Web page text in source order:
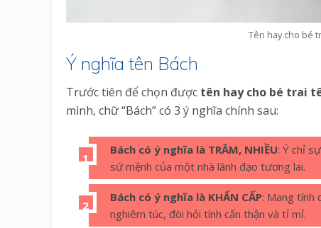
Tên hay cho bé
Ý nghĩa tên Bách
Trước tiên để chọn được tên hay cho bé trai
mình, chữ “Bách” có 3 ý nghĩa chính sau:
Bách có ý nghĩa là TRĂM, NHIỀU: Ý chỉ
sứ mệnh của một nhà lãnh đạo tương lai.
Bách có ý nghĩa là KHẨN CẤP: Mang tính
nghiêm túc, đòi hỏi tính cẩn thận và tỉ mỉ.